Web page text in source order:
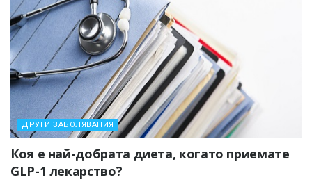
ДРУГИ ЗАБОЛЯВАНИЯ
Коя е най-добрата диета, когато приемате
GLP-1 лекарство?